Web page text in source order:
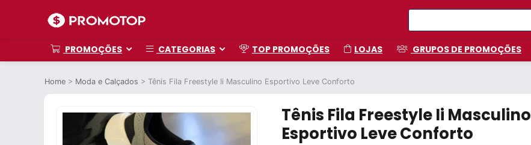
PROMOÇÕES CATEGORIAS TOP PROMOÇÕES LOJAS GRUPOS DE PROMOÇÕES
Home > Moda e Calçados > Tênis Fila Freestyle Ii Masculino Esportivo Leve Conforto
Tênis Fila Freestyle Ii Masculino
Esportivo Leve Conforto